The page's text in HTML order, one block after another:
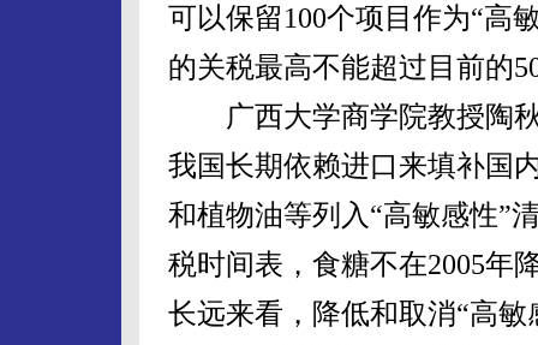
可以保留100个项目作为“高
的关税最高不能超过目前的
广西大学商学院教授陶秋
我国长期依赖进口来填补国
和植物油等列入“高敏感性”
税时间表，食糖不在2005年
长远来看，降低和取消“高